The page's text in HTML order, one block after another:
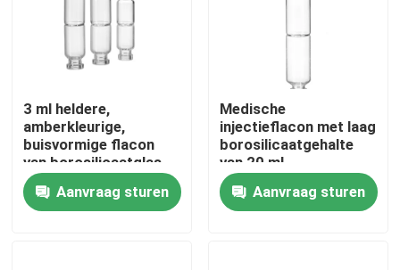
Thuis
3 ml heldere,
amberkleurige,
buisvormige flacon
van borosilicaatglas
met superieure
hydrolytische
weerstand
Aanvraag sturen
Medische
injectieflacon met laag
borosilicaatgehalte
van 20 ml
Aanvraag sturen